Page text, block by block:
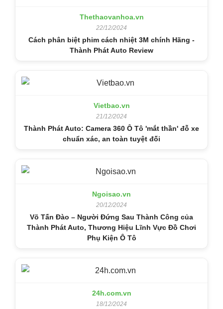
Thethaovanhoa.vn
22/12/2024
Cách phân biệt phim cách nhiệt 3M chính Hãng -
Thành Phát Auto Review
Vietbao.vn
21/12/2024
Thành Phát Auto: Camera 360 Ô Tô 'mắt thần' đỗ xe
chuẩn xác, an toàn tuyệt đối
Ngoisao.vn
20/12/2024
Võ Tấn Đào – Người Đứng Sau Thành Công của
Thành Phát Auto, Thương Hiệu Lĩnh Vực Đồ Chơi
Phụ Kiện Ô Tô
24h.com.vn
18/12/2024